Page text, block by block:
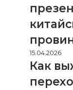
15.04.2026
Как